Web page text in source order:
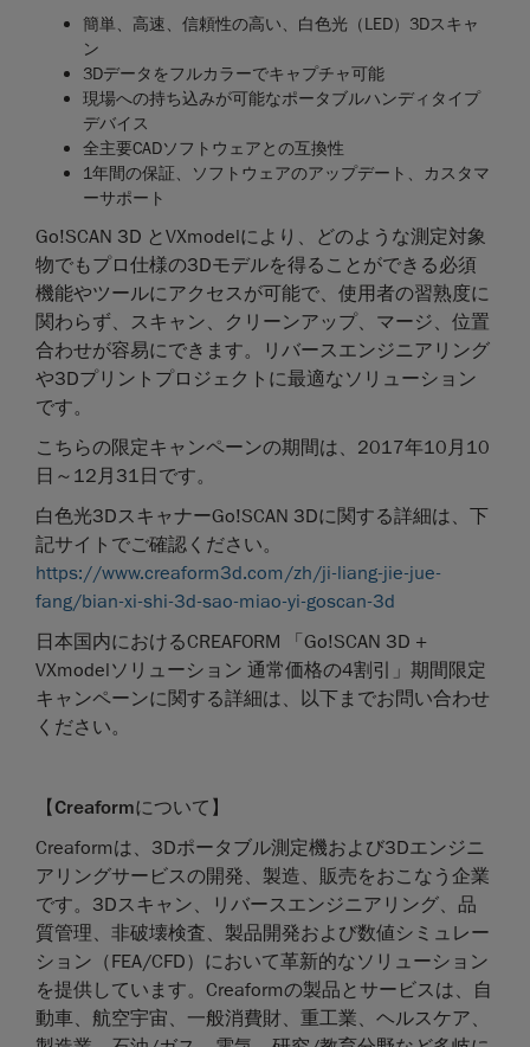
簡単、高速、信頼性の高い、白色光（LED）3Dスキャ
ン
3Dデータをフルカラーでキャプチャ可能
現場への持ち込みが可能なポータブルハンディタイプ
デバイス
全主要CADソフトウェアとの互換性
1年間の保証、ソフトウェアのアップデート、カスタマ
ーサポート
Go!SCAN 3D とVXmodelにより、どのような測定対象
物でもプロ仕様の3Dモデルを得ることができる必須
機能やツールにアクセスが可能で、使用者の習熟度に
関わらず、スキャン、クリーンアップ、マージ、位置
合わせが容易にできます。リバースエンジニアリング
や3Dプリントプロジェクトに最適なソリューション
です。
こちらの限定キャンペーンの期間は、2017年10月10
日～12月31日です。
白色光3DスキャナーGo!SCAN 3Dに関する詳細は、下
記サイトでご確認ください。
https://www.creaform3d.com/zh/ji-liang-jie-jue-
fang/bian-xi-shi-3d-sao-miao-yi-goscan-3d
日本国内におけるCREAFORM 「Go!SCAN 3D +
VXmodelソリューション 通常価格の4割引」期間限定
キャンペーンに関する詳細は、以下までお問い合わせ
ください。
【Creaformについて】
Creaformは、3Dポータブル測定機および3Dエンジニ
アリングサービスの開発、製造、販売をおこなう企業
です。3Dスキャン、リバースエンジニアリング、品
質管理、非破壊検査、製品開発および数値シミュレー
ション（FEA/CFD）において革新的なソリューション
を提供しています。Creaformの製品とサービスは、自
動車、航空宇宙、一般消費財、重工業、ヘルスケア、